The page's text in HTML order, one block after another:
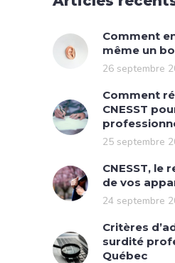
Comment
même un
26 septembre
Comment
CNESST
25 septembre
CNESST, le
de vos
24 septembre
Critères
surdité
Québec